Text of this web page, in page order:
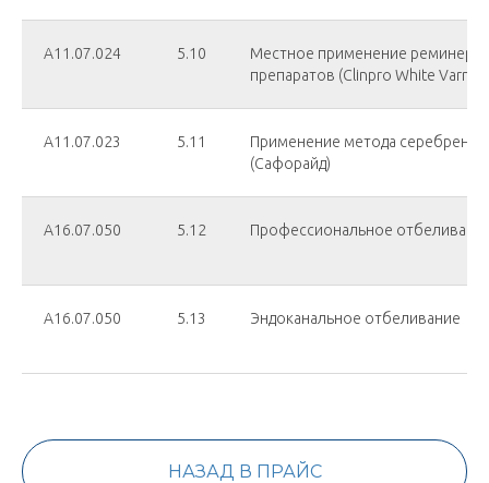
А11.07.024 5.10
Местное применение
препаратов (Clinpro White
А11.07.023 5.11
Применение метода серебрения
(Сафорайд)
А16.07.050 5.12 Профессиональное
А16.07.050 5.13 Эндоканальное отбеливание
НАЗАД В ПРАЙС